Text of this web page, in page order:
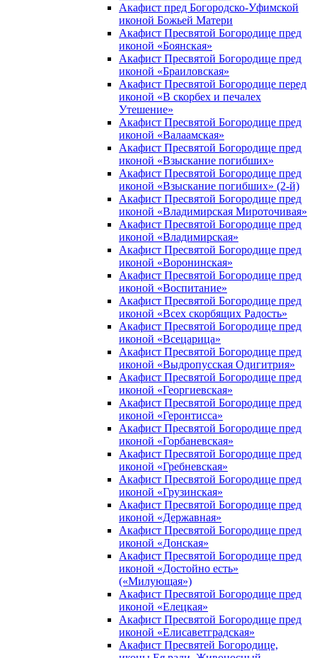
Акафист пред Богородско-Уфимской
иконой Божьей Матери
Акафист Пресвятой Богородице пред
иконой «Боянская»
Акафист Пресвятой Богородице пред
иконой «Браиловская»
Акафист Пресвятой Богородице перед
иконой «В скорбех и печалех
Утешение»
Акафист Пресвятой Богородице пред
иконой «Валаамская»
Акафист Пресвятой Богородице пред
иконой «Взыскание погибших»
Акафист Пресвятой Богородице пред
иконой «Взыскание погибших» (2-й)
Акафист Пресвятой Богородице пред
иконой «Владимирская Мироточивая»
Акафист Пресвятой Богородице пред
иконой «Владимирская»
Акафист Пресвятой Богородице пред
иконой «Воронинская»
Акафист Пресвятой Богородице пред
иконой «Воспитание»
Акафист Пресвятой Богородице пред
иконой «Всех скорбящих Радость»
Акафист Пресвятой Богородице пред
иконой «Всецарица»
Акафист Пресвятой Богородице пред
иконой «Выдропусская Одигитрия»
Акафист Пресвятой Богородице пред
иконой «Георгиевская»
Акафист Пресвятой Богородице пред
иконой «Геронтисса»
Акафист Пресвятой Богородице пред
иконой «Горбаневская»
Акафист Пресвятой Богородице пред
иконой «Гребневская»
Акафист Пресвятой Богородице пред
иконой «Грузинская»
Акафист Пресвятой Богородице пред
иконой «Державная»
Акафист Пресвятой Богородице пред
иконой «Донская»
Акафист Пресвятой Богородице пред
иконой «Достойно есть»
(«Милующая»)
Акафист Пресвятой Богородице пред
иконой «Елецкая»
Акафист Пресвятой Богородице пред
иконой «Елисаветградская»
Акафист Пресвятей Богородице,